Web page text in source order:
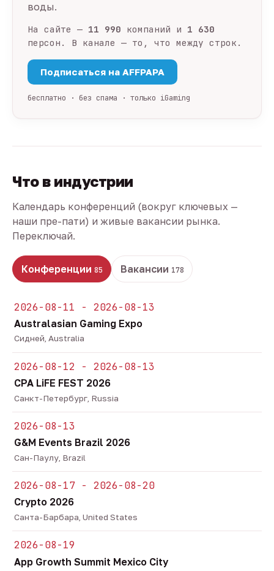
воды.
На сайте — 11 990 компаний и 1 630
персон. В канале — то, что между строк.
Подписаться на AFFPAPA
бесплатно · без спама · только iGaming
Что в индустрии
Календарь конференций (вокруг ключевых —
наши пре-пати) и живые вакансии рынка.
Переключай.
Конференции 85 Вакансии 178
2026-08-11 - 2026-08-13
Australasian Gaming Expo
Сидней, Australia
2026-08-12 - 2026-08-13
CPA LiFE FEST 2026
Санкт-Петербург, Russia
2026-08-13
G&M Events Brazil 2026
Сан-Паулу, Brazil
2026-08-17 - 2026-08-20
Crypto 2026
Санта-Барбара, United States
2026-08-19
App Growth Summit Mexico City